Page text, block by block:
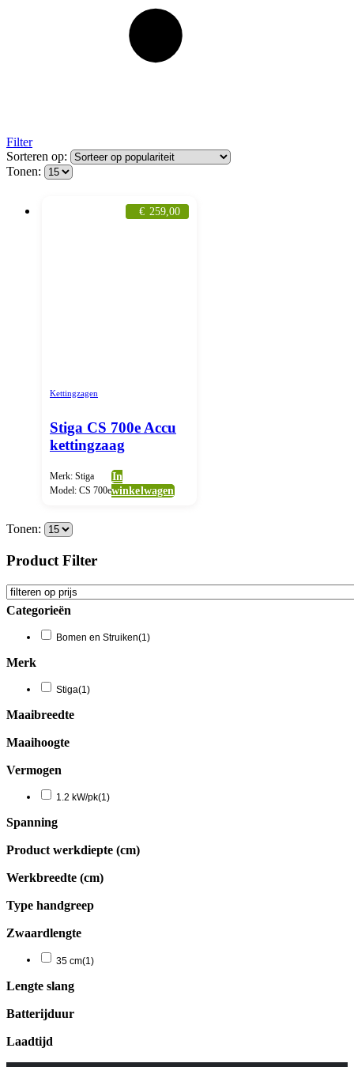
Filter
Sorteren op:
Tonen:
€ 259,00
Kettingzagen
Stiga CS 700e Accu
kettingzaag
Merk: Stiga
Model: CS 700e
In
winkelwagen
Tonen:
Product Filter
Categorieën
Bomen en Struiken(1)
Merk
Stiga(1)
Maaibreedte
Maaihoogte
Vermogen
1.2 kW/pk(1)
Spanning
Product werkdiepte (cm)
Werkbreedte (cm)
Type handgreep
Zwaardlengte
35 cm(1)
Lengte slang
Batterijduur
Laadtijd